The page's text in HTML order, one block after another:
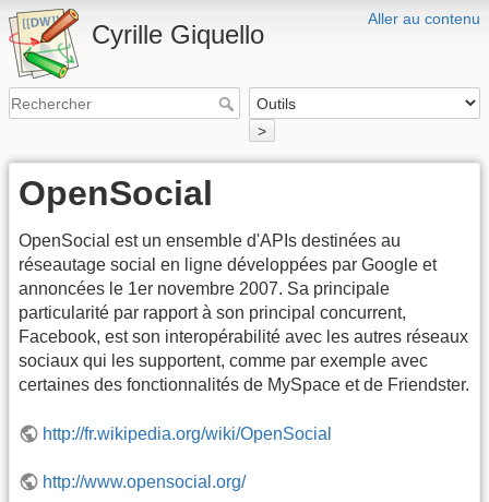
Aller au contenu
Cyrille Giquello
>
OpenSocial
OpenSocial est un ensemble d'APIs destinées au
réseautage social en ligne développées par Google et
annoncées le 1er novembre 2007. Sa principale
particularité par rapport à son principal concurrent,
Facebook, est son interopérabilité avec les autres réseaux
sociaux qui les supportent, comme par exemple avec
certaines des fonctionnalités de MySpace et de Friendster.
http://fr.wikipedia.org/wiki/OpenSocial
http://www.opensocial.org/